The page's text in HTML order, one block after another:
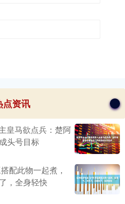
点资讯
皇马欲点兵：楚阿
头号目标
配此物一起煮，
，全身轻快